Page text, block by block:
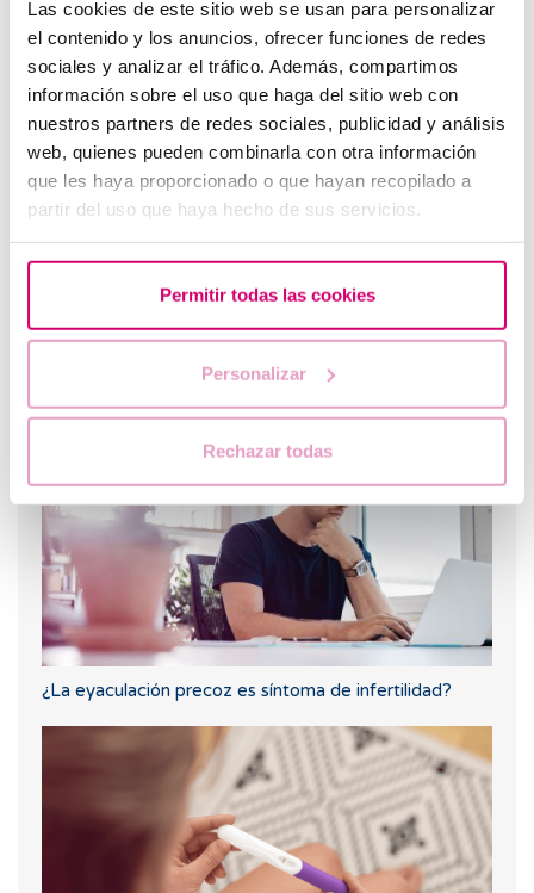
Las cookies de este sitio web se usan para personalizar
el contenido y los anuncios, ofrecer funciones de redes
sociales y analizar el tráfico. Además, compartimos
información sobre el uso que haga del sitio web con
nuestros partners de redes sociales, publicidad y análisis
web, quienes pueden combinarla con otra información
que les haya proporcionado o que hayan recopilado a
partir del uso que haya hecho de sus servicios.
Permitir todas las cookies
Personalizar
Rechazar todas
¿Qué pasa si el endometrio es demasiado fino o
demasiado grueso?
Spotting: ¿Qué es y cómo afecta a la fertilidad?
¿La eyaculación precoz es síntoma de infertilidad?